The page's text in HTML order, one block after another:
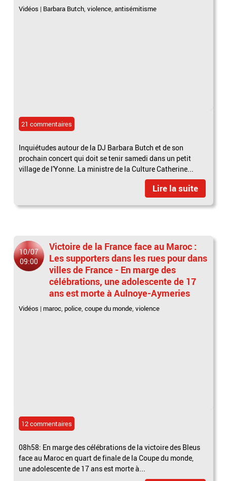
Vidéos | Barbara Butch,violence,antisémitisme
21 commentaires
Inquiétudes autour de la DJ Barbara Butch et de son
prochain concert qui doit se tenir samedi dans un petit
village de l'Yonne. La ministre de la Culture Catherine...
Lire la suite
10/07
09:00
Victoire de la France face au Maroc :
Les supporters dans les rues pour dans
villes de France - En marge des
célébrations, une adolescente de 17
ans est morte à Aulnoye-Aymeries
Vidéos | maroc, police,coupe du monde,violence
12 commentaires
08h58: En marge des célébrations de la victoire des Bleus
face au Maroc en quart de finale de la Coupe du monde,
une adolescente de 17 ans est morte à...